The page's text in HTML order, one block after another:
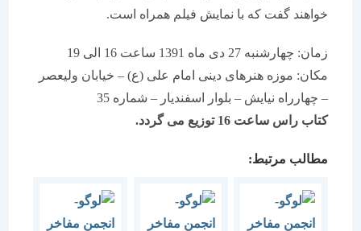
خواهند گفت که با نمایش فیلم همراه است.
زمان: چهارشنبه 27 دی ماه 1391 ساعت 16 الی 19
مکان: موزه هنرهای دینی امام علی (ع) – خیابان ولیعصر
– چهارراه نیایش – بلوار اسفندیار – شماره 35
کتاب راس ساعت 16 توزیع می گردد.
مطالب مرتبط: